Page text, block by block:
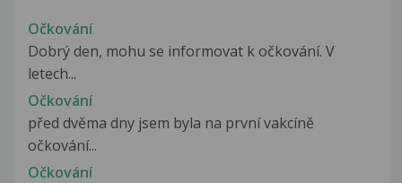
Očkování
Dobrý den, mohu se informovat k očkování. V
letech...
Očkování
před dvěma dny jsem byla na první vakcíně
očkování...
Očkování